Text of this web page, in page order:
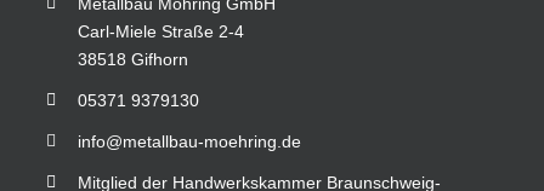
Carl-Miele Straße 2-4
38518 Gifhorn
05371 9379130
info@metallbau-moehring.de
Mitglied der Handwerkskammer Braunschweig-